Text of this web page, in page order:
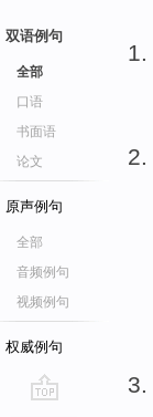
双语例句
全部
口语
书面语
论文
原声例句
全部
音频例句
视频例句
权威例句